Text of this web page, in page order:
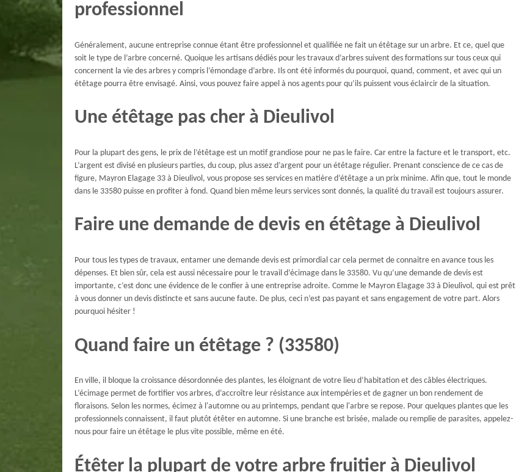
professionnel
Généralement, aucune entreprise connue étant être professionnel et qualifiée ne fait un étêtage sur un arbre. Et ce, quel que
soit le type de l’arbre concerné. Quoique les artisans dédiés pour les travaux d’arbres suivent des formations sur tous ceux qui
concernent la vie des arbres y compris l’émondage d’arbre. Ils ont été informés du pourquoi, quand, comment, et avec qui un
étêtage pourra être envisagé. Ainsi, vous pouvez faire appel à nos agents pour qu’ils puissent vous éclaircir de la situation.
Une étêtage pas cher à Dieulivol
Pour la plupart des gens, le prix de l’étêtage est un motif grandiose pour ne pas le faire. Car entre la facture et le transport, etc.
L’argent est divisé en plusieurs parties, du coup, plus assez d’argent pour un étêtage régulier. Prenant conscience de ce cas de
figure, Mayron Elagage 33 à Dieulivol, vous propose ses services en matière d’étêtage a un prix minime. Afin que, tout le monde
dans le 33580 puisse en profiter à fond. Quand bien même leurs services sont donnés, la qualité du travail est toujours assurer.
Faire une demande de devis en étêtage à Dieulivol
Pour tous les types de travaux, entamer une demande devis est primordial car cela permet de connaitre en avance tous les
dépenses. Et bien sûr, cela est aussi nécessaire pour le travail d’écimage dans le 33580. Vu qu’une demande de devis est
importante, c’est donc une évidence de le confier à une entreprise adroite. Comme le Mayron Elagage 33 à Dieulivol, qui est prêt
à vous donner un devis distincte et sans aucune faute. De plus, ceci n’est pas payant et sans engagement de votre part. Alors
pourquoi hésiter !
Quand faire un étêtage ? (33580)
En ville, il bloque la croissance désordonnée des plantes, les éloignant de votre lieu d’habitation et des câbles électriques.
L’écimage permet de fortifier vos arbres, d’accroître leur résistance aux intempéries et de gagner un bon rendement de
floraisons. Selon les normes, écimez à l'automne ou au printemps, pendant que l'arbre se repose. Pour quelques plantes que les
professionnels connaissent, il faut plutôt étêter en automne. Si une branche est brisée, malade ou remplie de parasites, appelez-
nous pour faire un étêtage le plus vite possible, même en été.
Étêter la plupart de votre arbre fruitier à Dieulivol